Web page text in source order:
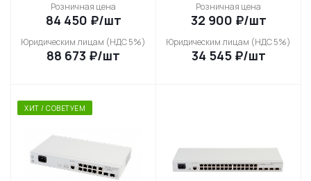
Розничная цена
84 450 ₽/шт
Юридическим лицам (НДС 5%)
88 673 ₽/шт
Розничная цена
32 900 ₽/шт
Юридическим лицам (НДС 5%)
34 545₽/шт
ХИТ / СОВЕТУЕМ